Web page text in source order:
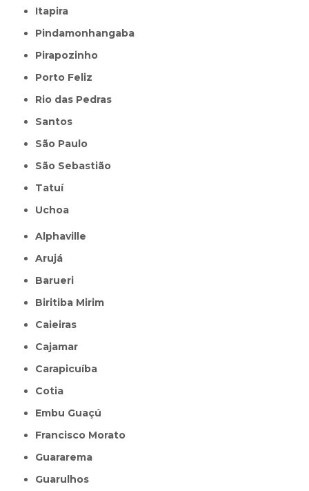
Itapira
Pindamonhangaba
Pirapozinho
Porto Feliz
Rio das Pedras
Santos
São Paulo
São Sebastião
Tatuí
Uchoa
Alphaville
Arujá
Barueri
Biritiba Mirim
Caieiras
Cajamar
Carapicuíba
Cotia
Embu Guaçú
Francisco Morato
Guararema
Guarulhos